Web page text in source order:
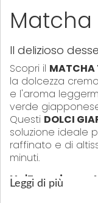
Matcha
Il delizioso
Scopri il MATCHA
la dolcezza
e l'aroma
verde
Questi DOLCI
soluzione ideale
raffinato e di
minuti.
Un'Esperienza
Leggi di più